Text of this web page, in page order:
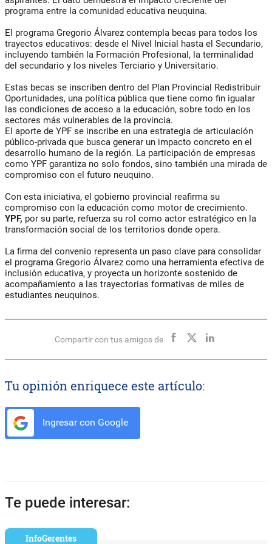
programa entre la comunidad educativa neuquina.
El programa Gregorio Álvarez contempla becas para todos los
trayectos educativos: desde el Nivel Inicial hasta el Secundario,
incluyendo también la Formación Profesional, la terminalidad
del secundario y los niveles Terciario y Universitario.
Estas becas se inscriben dentro del Plan Provincial Redistribuir
Oportunidades, una política pública que tiene como fin igualar
las condiciones de acceso a la educación, sobre todo en los
sectores más vulnerables de la provincia.
El aporte de YPF se inscribe en una estrategia de articulación
público-privada que busca generar un impacto concreto en el
desarrollo humano de la región. La participación de empresas
como YPF garantiza no solo fondos, sino también una mirada de
compromiso con el futuro neuquino.
Con esta iniciativa, el gobierno provincial reafirma su
compromiso con la educación como motor de crecimiento.
YPF, por su parte, refuerza su rol como actor estratégico en la
transformación social de los territorios donde opera.
La firma del convenio representa un paso clave para consolidar
el programa Gregorio Álvarez como una herramienta efectiva de
inclusión educativa, y proyecta un horizonte sostenido de
acompañamiento a las trayectorias formativas de miles de
estudiantes neuquinos.
Compartir con tus amigos de
Tu opinión enriquece este artículo:
Ingresar con Google
Te puede interesar:
InfoGerentes